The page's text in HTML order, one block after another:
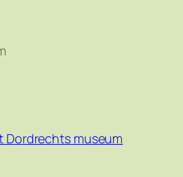
Dordrechts museum